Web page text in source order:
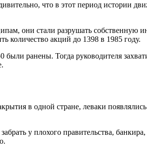
что в этот период истории
они стали разрушать собственную
количество акций до 1398 в 1985 году.
были ранены. Тогда руководителя
в одной стране, леваки
у плохого правительства,